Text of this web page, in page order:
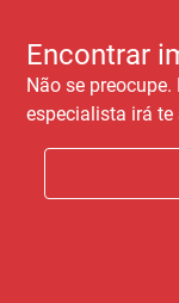
Encontrar
Não se
especialista irá te